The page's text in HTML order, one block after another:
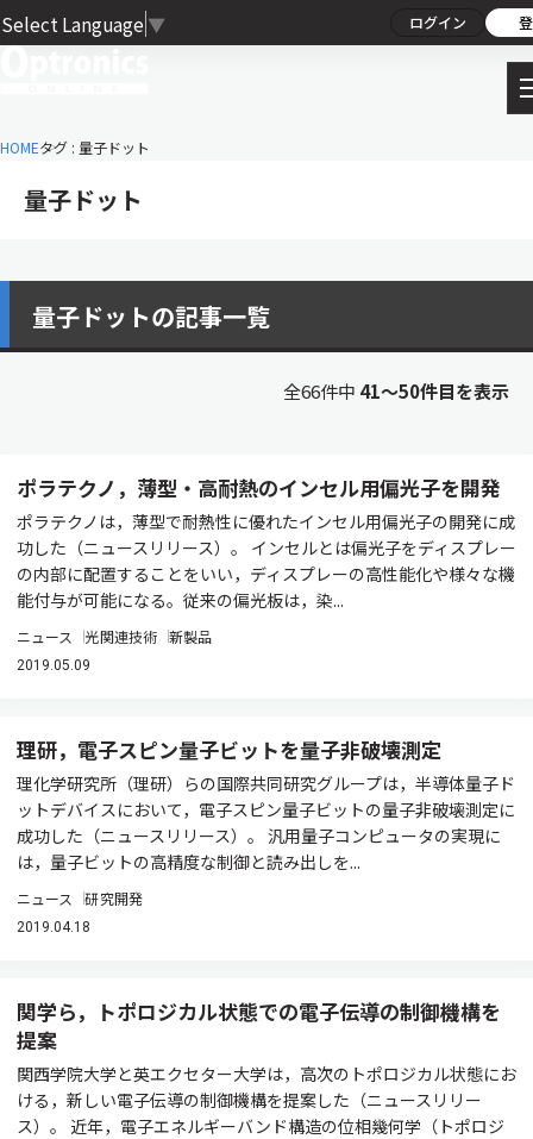
Select Language ▼ ログイン
HOMEタグ : 量子ドット
量子ドット
量子ドットの記事一覧
全66件中 41〜50件目を表示
ポラテクノ，薄型・高耐熱のインセル用偏光子を開発
ポラテクノは，薄型で耐熱性に優れたインセル用偏光子の開発に成
功した（ニュースリリース）。 インセルとは偏光子をディスプレー
の内部に配置することをいい，ディスプレーの高性能化や様々な機
能付与が可能になる。従来の偏光板は，染...
ニュース 光関連技術 新製品
2019.05.09
理研，電子スピン量子ビットを量子非破壊測定
理化学研究所（理研）らの国際共同研究グループは，半導体量子ド
ットデバイスにおいて，電子スピン量子ビットの量子非破壊測定に
成功した（ニュースリリース）。 汎用量子コンピュータの実現に
は，量子ビットの高精度な制御と読み出しを...
ニュース 研究開発
2019.04.18
関学ら，トポロジカル状態での電子伝導の制御機構を
提案
関西学院大学と英エクセター大学は，高次のトポロジカル状態にお
ける，新しい電子伝導の制御機構を提案した（ニュースリリー
ス）。 近年，電子エネルギーバンド構造の位相幾何学（トポロジ